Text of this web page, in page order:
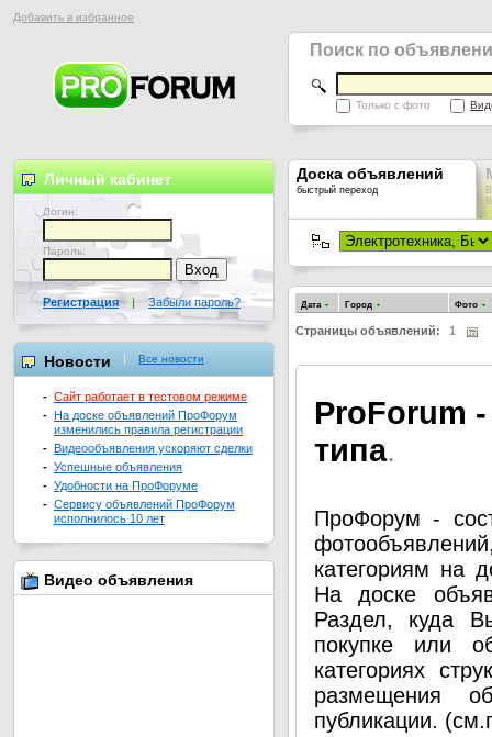
Добавить в избранное
Поиск по
Только с фото
Доска объявлений
быстрый переход
Дата Город Фото
Страницы объявлений: 1
ProForum
типа.
ПроФорум -
категориям на
На доске
Раздел, куда
покупке или
категориях
размещения
публикации.
Личный кабинет
Логин:
Пароль:
Регистрация | Забыли пароль?
Новости Все новости
- Сайт работает в тестовом режиме
- На доске объявлений ПроФорум
изменились правила регистрации
- Видеообъявления ускоряют сделки
- Успешные объявления
- Удобности на ПроФоруме
- Сервису объявлений ПроФорум
исполнилось 10 лет
Видео объявления